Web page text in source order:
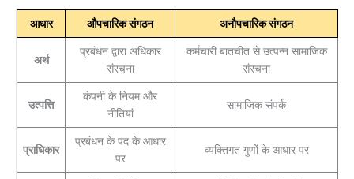
आधार औपचारिक संगठन अनौपचारिक संगठन
अर्थ
प्रबंधन द्वारा अधिकार
संरचना
कर्मचारी बातचीत से उत्पन्न सामाजिक
संरचना
उत्पत्ति
कंपनी के नियम और
नीतियां
सामाजिक संपर्क
प्राधिकार
प्रबंधन के पद के आधार
पर
व्यक्तिगत गुणों के आधार पर